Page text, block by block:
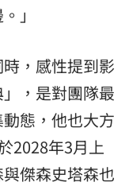
」
，感性提到影
，是對團隊最
態，他也大方
2028年3月上
傑森史塔森也